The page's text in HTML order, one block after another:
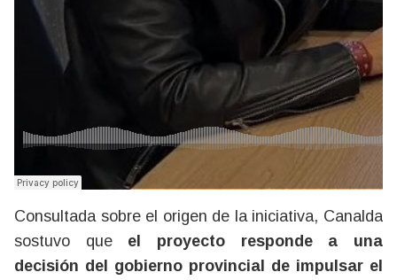
Consultada sobre el origen de la iniciativa, Canalda
sostuvo que el proyecto responde a una
decisión del gobierno provincial de impulsar el